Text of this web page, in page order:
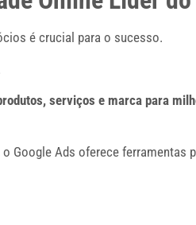
é crucial para o sucesso.
serviços e marca para
Google Ads oferece ferramentas